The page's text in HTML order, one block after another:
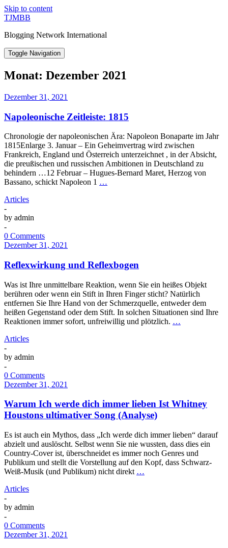
Skip to content
TJMBB
Blogging Network International
Toggle Navigation
Monat: Dezember 2021
Dezember 31, 2021
Napoleonische Zeitleiste: 1815
Chronologie der napoleonischen Ära: Napoleon Bonaparte im Jahr
1815Enlarge 3. Januar – Ein Geheimvertrag wird zwischen
Frankreich, England und Österreich unterzeichnet , in der Absicht,
die preußischen und russischen Ambitionen in Deutschland zu
behindern …12 Februar – Hugues-Bernard Maret, Herzog von
Bassano, schickt Napoleon 1 …
Articles
-
by admin
-
0 Comments
Dezember 31, 2021
Reflexwirkung und Reflexbogen
Was ist Ihre unmittelbare Reaktion, wenn Sie ein heißes Objekt
berühren oder wenn ein Stift in Ihren Finger sticht? Natürlich
entfernen Sie Ihre Hand von der Schmerzquelle, entweder dem
heißen Gegenstand oder dem Stift. In solchen Situationen sind Ihre
Reaktionen immer sofort, unfreiwillig und plötzlich. …
Articles
-
by admin
-
0 Comments
Dezember 31, 2021
Warum Ich werde dich immer lieben Ist Whitney
Houstons ultimativer Song (Analyse)
Es ist auch ein Mythos, dass „Ich werde dich immer lieben“ darauf
abzielt und auslöscht. Selbst wenn Sie nie wussten, dass dies ein
Country-Cover ist, überschneidet es immer noch Genres und
Publikum und stellt die Vorstellung auf den Kopf, dass Schwarz-
Weiß-Musik (und Publikum) nicht direkt …
Articles
-
by admin
-
0 Comments
Dezember 31, 2021